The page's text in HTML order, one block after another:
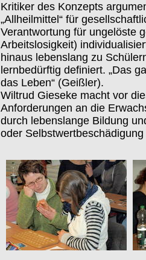
Kritiker des Konzepts
„Allheilmittel“ für
Verantwortung für ungelöste
Arbeitslosigkeit)
hinaus lebenslang zu
lernbedürftig definiert. „Das
das Leben“ (Geißler).
Wiltrud Gieseke macht vor
Anforderungen an die
durch lebenslange Bildung
oder